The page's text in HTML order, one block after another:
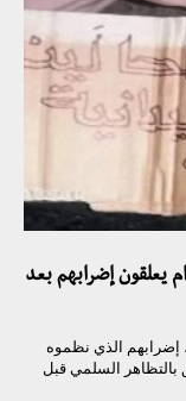
يعلقون إضرابهم بعد
الذي نظموه
السلمي قبل